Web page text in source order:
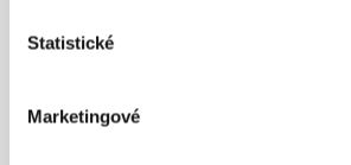
Statistické
Marketingové
Kontakty
2333 Falcon Dr., OR 97068, West Linn
Spojené státy americké